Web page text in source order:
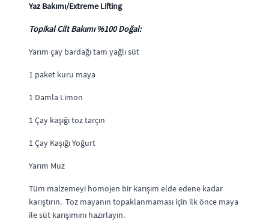
Yaz Bakımı/Extreme Lifting
Topikal Cilt Bakımı %100 Doğal:
Yarım çay bardağı tam yağlı süt
1 paket kuru maya
1 Damla Limon
1 Çay kaşığı toz tarçın
1 Çay Kaşığı Yoğurt
Yarım Muz
Tüm malzemeyi homojen bir karışım elde edene kadar
karıştırın. Toz mayanın topaklanmaması için ilk önce maya
ile süt karışımını hazırlayın.